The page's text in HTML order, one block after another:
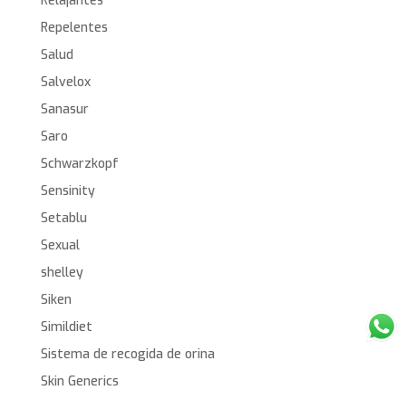
Repelentes
Salud
Salvelox
Sanasur
Saro
Schwarzkopf
Sensinity
Setablu
Sexual
shelley
Siken
Simildiet
Sistema de recogida de orina
Skin Generics